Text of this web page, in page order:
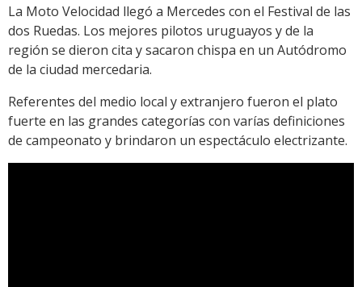
Link
La Moto Velocidad llegó a Mercedes con el Festival de las
dos Ruedas. Los mejores pilotos uruguayos y de la
región se dieron cita y sacaron chispa en un Autódromo
de la ciudad mercedaria.
Referentes del medio local y extranjero fueron el plato
fuerte en las grandes categorías con varías definiciones
de campeonato y brindaron un espectáculo electrizante.